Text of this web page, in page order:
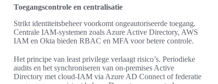
Toegangscontrole en centralisatie
Strikt identiteitsbeheer voorkomt ongeautoriseerde toegang.
Centrale IAM-systemen zoals Azure Active Directory, AWS
IAM en Okta bieden RBAC en MFA voor betere controle.
Het principe van least privilege verlaagt risico’s. Periodieke
audits en het synchroniseren van on-premises Active
Directory met cloud-IAM via Azure AD Connect of federatie